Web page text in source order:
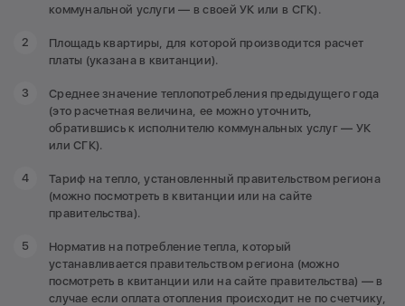
коммунальной услуги — в своей УК или в СГК).
Площадь квартиры, для которой производится расчет
платы (указана в квитанции).
Среднее значение теплопотребления предыдущего года
(это расчетная величина, ее можно уточнить,
обратившись к исполнителю коммунальных услуг — УК
или СГК).
Тариф на тепло, установленный правительством региона
(можно посмотреть в квитанции или на сайте
правительства).
Норматив на потребление тепла, который
устанавливается правительством региона (можно
посмотреть в квитанции или на сайте правительства) — в
случае если оплата отопления происходит не по счетчику,